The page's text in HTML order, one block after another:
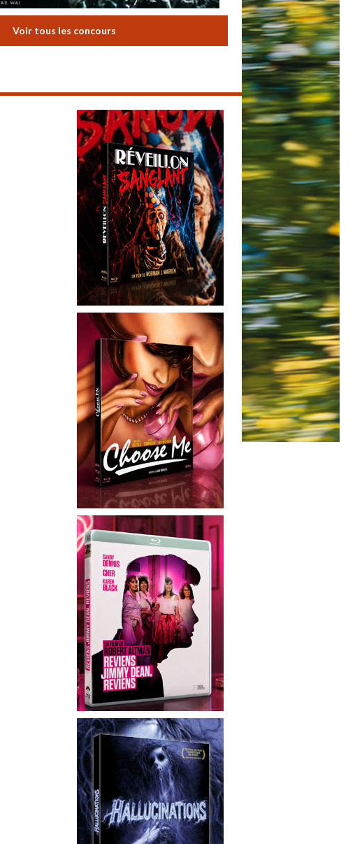
Voir tous les concours